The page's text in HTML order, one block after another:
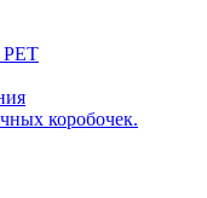
коробочек.